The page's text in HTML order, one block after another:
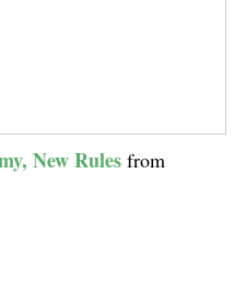
New Rules from